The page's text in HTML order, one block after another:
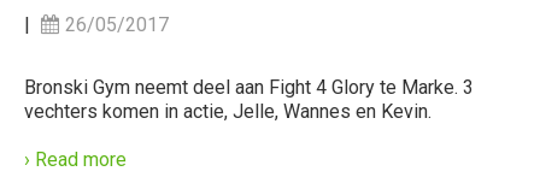
26/05/2017
Bronski Gym neemt deel aan Fight 4 Glory te Marke. 3
vechters komen in actie, Jelle, Wannes en Kevin.
› Read more